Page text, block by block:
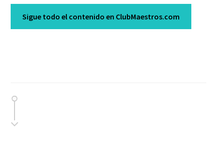
Sigue todo el contenido en ClubMaestros.com